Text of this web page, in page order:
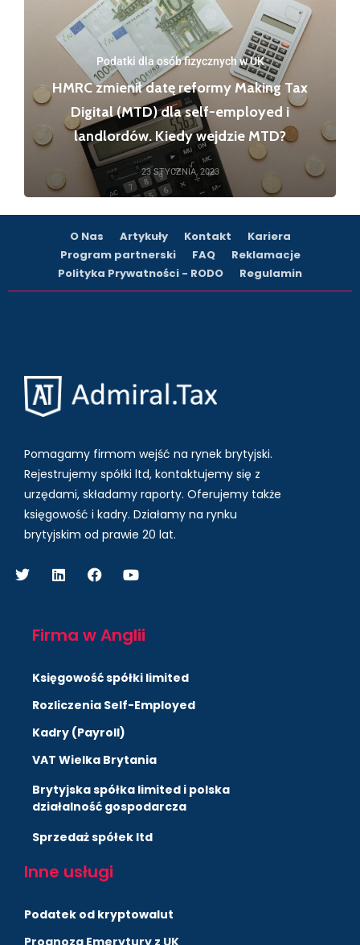
Podatki dla osób fizycznych w UK
HMRC zmienił datę reformy Making Tax
Digital (MTD) dla self-employed i
landlordów. Kiedy wejdzie MTD?
23 STYCZNIA, 2023
O Nas Artykuły Kontakt
Kariera
Program partnerski
FAQ
Reklamacje
Polityka Prywatności - RODO
Regulamin
Pomagamy firmom wejść na rynek brytyjski.
Rejestrujemy spółki ltd, kontaktujemy się z
urzędami, składamy raporty. Oferujemy także
księgowość i kadry. Działamy na rynku
brytyjskim od prawie 20 lat.
Firma w Anglii
Księgowość spółki limited
Rozliczenia Self-Employed
Kadry (Payroll)
VAT Wielka Brytania
Brytyjska spółka limited i polska
działalność gospodarcza
Sprzedaż spółek ltd
Inne usługi
Podatek od kryptowalut